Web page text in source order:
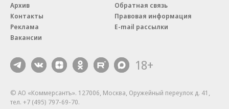
Архив
Контакты
Реклама
Вакансии
Обратная связь
Правовая информация
E-mail рассылки
18+
© АО «Коммерсантъ». 127006, Москва, Оружейный переулок д. 41,
тел. +7 (495) 797-69-70.